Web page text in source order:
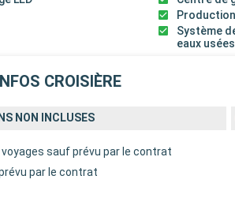
Système
eaux usées
CROISIÈRE
NON INCLUSES
sauf prévu par le contrat
par le contrat